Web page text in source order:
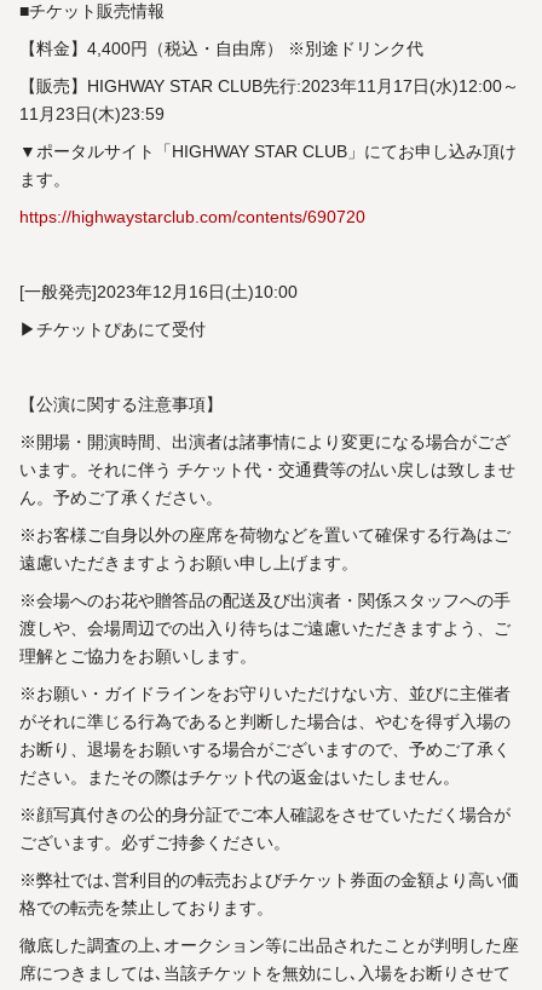
■チケット販売情報
【料金】4,400円（税込・自由席） ※別途ドリンク代
【販売】HIGHWAY STAR CLUB先行:2023年11⽉17⽇(水)12:00～
11⽉23⽇(木)23:59
▼ポータルサイト「HIGHWAY STAR CLUB」にてお申し込み頂け
ます。
https://highwaystarclub.com/contents/690720
[一般発売]2023年12⽉16⽇(土)10:00
▶チケットぴあにて受付
【公演に関する注意事項】
※開場・開演時間、出演者は諸事情により変更になる場合がござ
います。それに伴う チケット代・交通費等の払い戻しは致しませ
ん。予めご了承ください。
※お客様ご自身以外の座席を荷物などを置いて確保する行為はご
遠慮いただきますようお願い申し上げます。
※会場へのお花や贈答品の配送及び出演者・関係スタッフへの手
渡しや、会場周辺での出入り待ちはご遠慮いただきますよう、ご
理解とご協力をお願いします。
※お願い・ガイドラインをお守りいただけない方、並びに主催者
がそれに準じる行為であると判断した場合は、やむを得ず入場の
お断り、退場をお願いする場合がございますので、予めご了承く
ださい。またその際はチケット代の返金はいたしません。
※顔写真付きの公的身分証でご本人確認をさせていただく場合が
ございます。必ずご持参ください。
※弊社では､営利目的の転売およびチケット券面の金額より高い価
格での転売を禁止しております。
徹底した調査の上､オークション等に出品されたことが判明した座
席につきましては､当該チケットを無効にし､入場をお断りさせて